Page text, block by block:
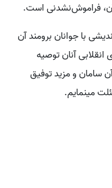
فراموش‌نشدنی است.
با جوانان برومند آن
آنان توصیه
سامان و مزید توفیق
مینمایم.